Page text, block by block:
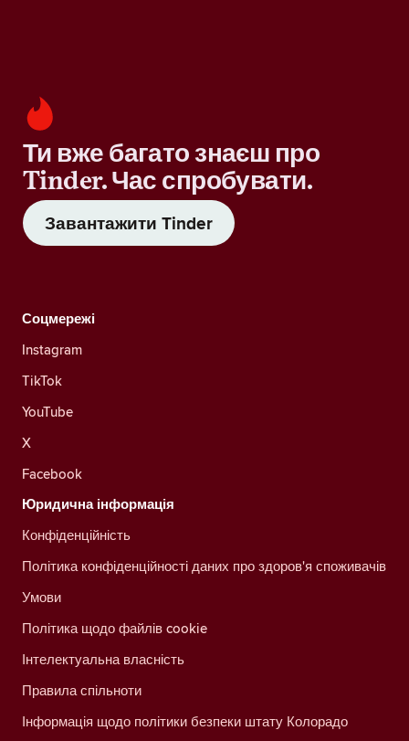
Ти вже багато знаєш про
Tinder. Час спробувати.
Завантажити Tinder
Соцмережі
Instagram
TikTok
YouTube
X
Facebook
Юридична інформація
Конфіденційність
Політика конфіденційності даних про здоров'я споживачів
Умови
Політика щодо файлів cookie
Інтелектуальна власність
Правила спільноти
Інформація щодо політики безпеки штату Колорадо